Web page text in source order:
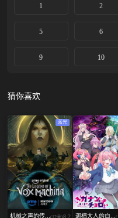
1 2
5 6
9 10
猜你喜欢
蓝光
机械之声的传... 8.2 迦楠大人的白...